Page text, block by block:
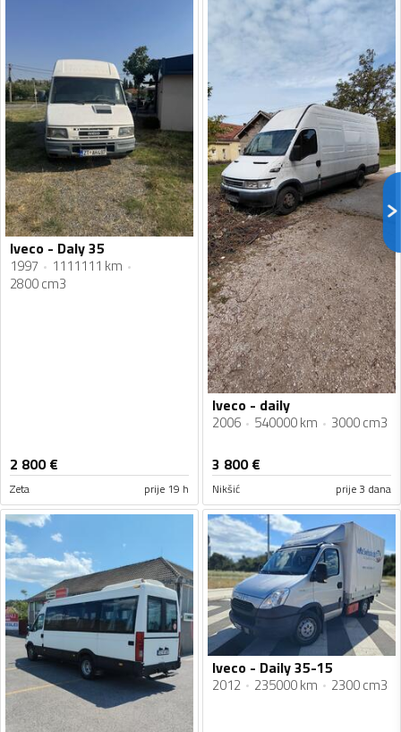
Iveco - Daly 35
1997
1111111 km
2800 cm3
2 800€
Zeta prije 19 h
Iveco - daily
2006 540000 km 3000 cm3
3 800€
Nikšić prije 3 dana
Iveco - Daily 35-15
2012 235000 km 2300 cm3